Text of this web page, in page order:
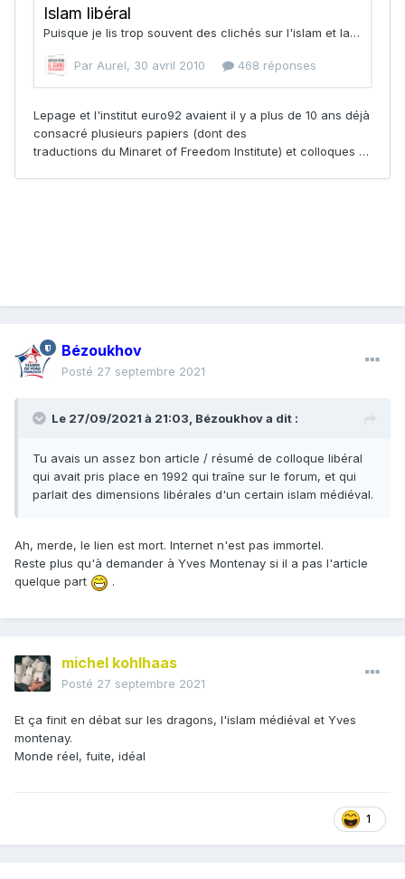
Bézoukhov
Posté 27 septembre 2021
Le 27/09/2021 à 21:03, Bézoukhova dit :
Tu avais un assez bon article / résumé de colloque libéral
qui avait pris place en 1992 qui traîne sur le forum, et qui
parlait des dimensions libérales d'un certain islam médiéval.
Ah, merde, le lien est mort. Internet n'est pas immortel.
Reste plus qu'à demander à Yves Montenay si il a pas l'article
quelque part
.
michel kohlhaas
Posté 27 septembre 2021
Et ça finit en débat sur les dragons, l'islam médiéval et Yves
montenay.
Monde réel, fuite, idéal
1